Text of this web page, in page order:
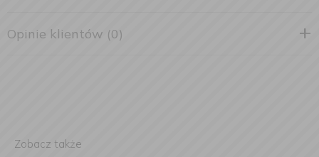
Opinie klientów (0)
Zobacz także